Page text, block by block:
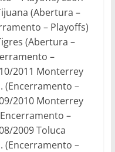
(Abertura –
– Playoffs)
(Abertura –
–
2011 Monterrey
(Encerramento –
2010 Monterrey
–
2009 Toluca
(Encerramento –